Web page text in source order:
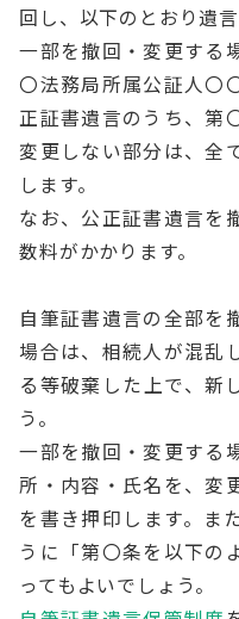
回し、以下のとおり遺
一部を撤回・変更する
〇法務局所属公証人〇
正証書遺言のうち、第
変更しない部分は、全
します。
なお、公正証書遺言を
数料がかかります。
自筆証書遺言の全部を
場合は、相続人が混乱
る等破棄した上で、新
う。
一部を撤回・変更する
所・内容・氏名を、変
を書き押印します。ま
うに「第〇条を以下の
ってもよいでしょう。